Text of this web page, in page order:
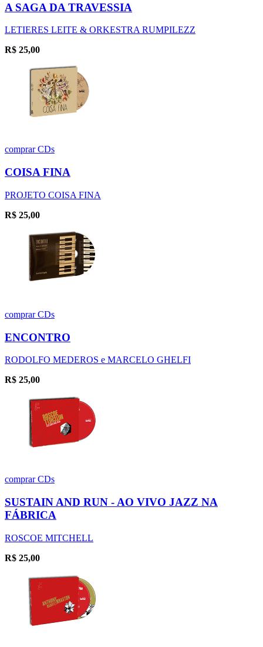
A SAGA DA TRAVESSIA
LETIERES LEITE & ORKESTRA RUMPILEZZ
R$ 25,00
comprarCDs
COISA FINA
PROJETO COISA FINA
R$ 25,00
comprarCDs
ENCONTRO
RODOLFO MEDEROS e MARCELO GHELFI
R$ 25,00
comprarCDs
SUSTAIN AND RUN - AO VIVO JAZZ NA
FÁBRICA
ROSCOE MITCHELL
R$ 25,00